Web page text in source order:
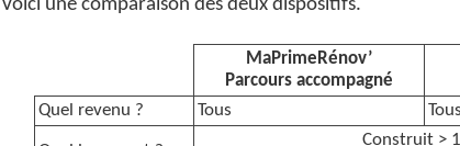
Voici une comparaison des deux dispositifs.
MaPrimeRénov’
Parcours accompagné
Quel revenu ?
Tous
Construit >